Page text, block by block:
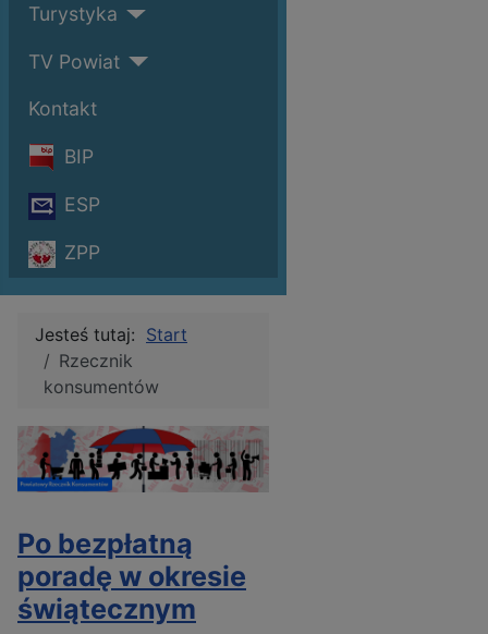
Turystyka
TV Powiat
Kontakt
BIP
ESP
ZPP
Jesteś tutaj: Start
Rzecznik
konsumentów
Po bezpłatną
poradę w okresie
świątecznym